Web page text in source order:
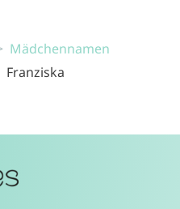
Mädchennamen
Franziska